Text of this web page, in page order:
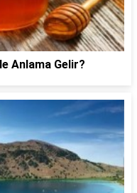
Anlama Gelir?